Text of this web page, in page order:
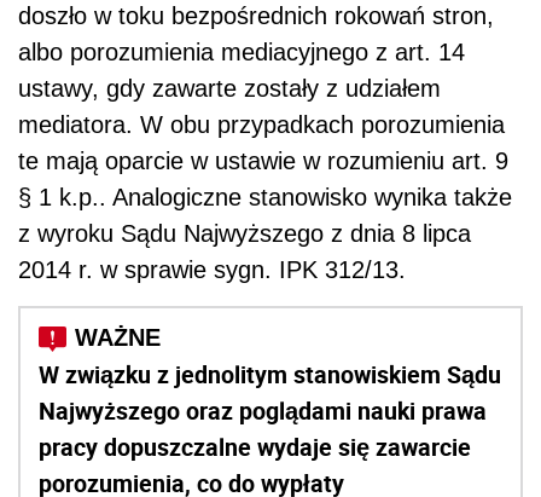
doszło w toku bezpośrednich rokowań stron,
albo porozumienia mediacyjnego z art. 14
ustawy, gdy zawarte zostały z udziałem
mediatora. W obu przypadkach porozumienia
te mają oparcie w ustawie w rozumieniu art. 9
§ 1 k.p.. Analogiczne stanowisko wynika także
z wyroku Sądu Najwyższego z dnia 8 lipca
2014 r. w sprawie sygn. IPK 312/13.
W związku z jednolitym stanowiskiem Sądu
Najwyższego oraz poglądami nauki prawa
pracy dopuszczalne wydaje się zawarcie
porozumienia, co do wypłaty